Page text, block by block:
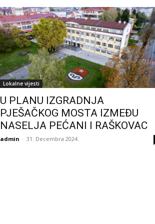
Lokalne vijesti
U PLANU IZGRADNJA
PJEŠAČKOG MOSTA IZMEĐU
NASELJA PEĆANI I RAŠKOVAC
admin - 31. Decembra 2024.